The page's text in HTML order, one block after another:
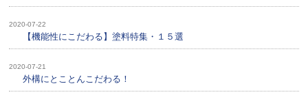
2020-07-22
【機能性にこだわる】塗料特集・１５選
2020-07-21
外構にとことんこだわる！